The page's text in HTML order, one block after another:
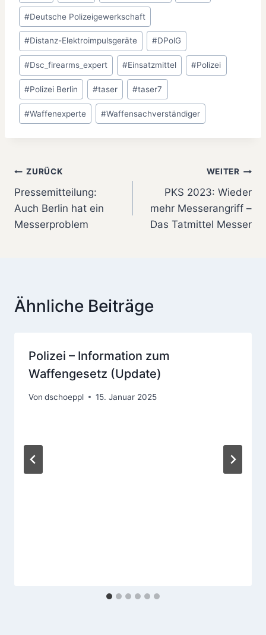
#Deutsche Polizeigewerkschaft
#Distanz-Elektroimpulsgeräte #DPolG
#Dsc_firearms_expert #Einsatzmittel #Polizei
#Polizei Berlin #taser #taser7
#Waffenexperte #Waffensachverständiger
Beitragsnavigation
ZURÜCK
Pressemitteilung:
Auch Berlin hat ein
Messerproblem
WEITER
PKS 2023: Wieder
mehr Messerangriff –
Das Tatmittel Messer
Ähnliche Beiträge
Polizei – Information zum
Waffengesetz (Update)
Von dschoeppl 15. Januar 2025